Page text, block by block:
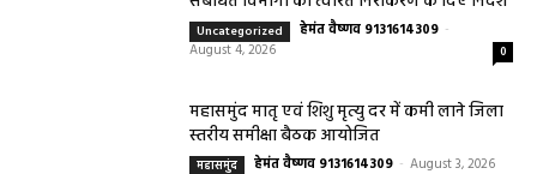
Uncategorized हेमंत वैष्णव 9131614309 -
August 4, 2026
0
महासमुंद मातृ एवं शिशु मृत्यु दर में कमी लाने जिला
स्तरीय समीक्षा बैठक आयोजित
महासमुंद हेमंत वैष्णव 9131614309 - August 3, 2026